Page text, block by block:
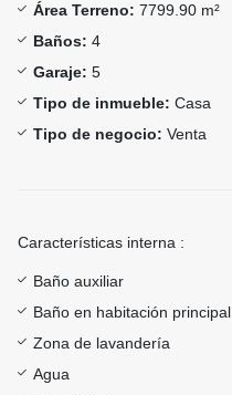
Área Terreno: 7799.90 m²
Baños: 4
Garaje: 5
Tipo de inmueble: Casa
Tipo de negocio: Venta
Características interna :
Baño auxiliar
Baño en habitación principal
Zona de lavandería
Agua